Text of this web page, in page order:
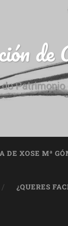
DE XOSE Mª
¿QUERES